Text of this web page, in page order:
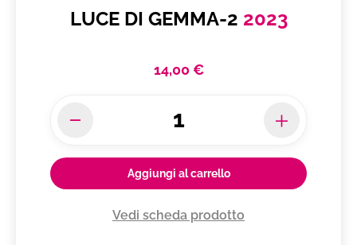
LUCE DI GEMMA-2 2023
14,00 €
Aggiungi al carrello
Vedi scheda prodotto